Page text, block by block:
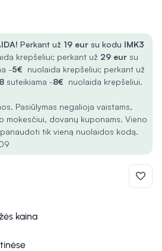
Perkant už 19 eur su kodu IMK3
krepšeliui; perkant už 29 eur su
-5€ nuolaida krepšeliui; perkant už
suteikiama -8€ nuolaida krepšeliui.
Pasiūlymas negalioja vaistams,
mokesčiui, dovanų kuponams. Vieno
tik vieną nuolaidos kodą.
kaina